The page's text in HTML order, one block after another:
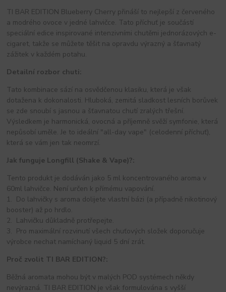
TI BAR EDITION Blueberry Cherry přináší to nejlepší z červeného
a modrého ovoce v jedné lahvičce. Tato příchuť je součástí
speciální edice inspirované intenzivními chutěmi jednorázových e-
cigaret, takže se můžete těšit na opravdu výrazný a šťavnatý
zážitek v každém potahu.
Detailní rozbor chuti:
Tato kombinace sází na osvědčenou klasiku, která je však
dotažena k dokonalosti. Hluboká, zemitá sladkost lesních borůvek
se zde snoubí s jasnou a šťavnatou chutí zralých třešní.
Výsledkem je harmonická, ovocná a příjemně svěží symfonie, která
nepůsobí uměle. Je to ideální "all-day vape" (celodenní příchuť),
která se vám jen tak neomrzí.
Jak funguje Longfill (Shake & Vape)?:
Tento produkt je dodáván jako 5 ml koncentrovaného aroma v
60ml lahvičce. Není určen k přímému vapování.
1. Do lahvičky s aroma dolijete vlastní bázi (a případně nikotinový
booster) až po hrdlo.
2. Lahvičku důkladně protřepejte.
3. Pro maximální rozvinutí všech chuťových složek doporučuje
výrobce nechat namíchaný liquid 5 dní zrát.
Proč zvolit TI BAR EDITION?:
Běžná aromata mohou být v malých POD systémech někdy
nevýrazná. TI BAR EDITION je však formulována s vyšší